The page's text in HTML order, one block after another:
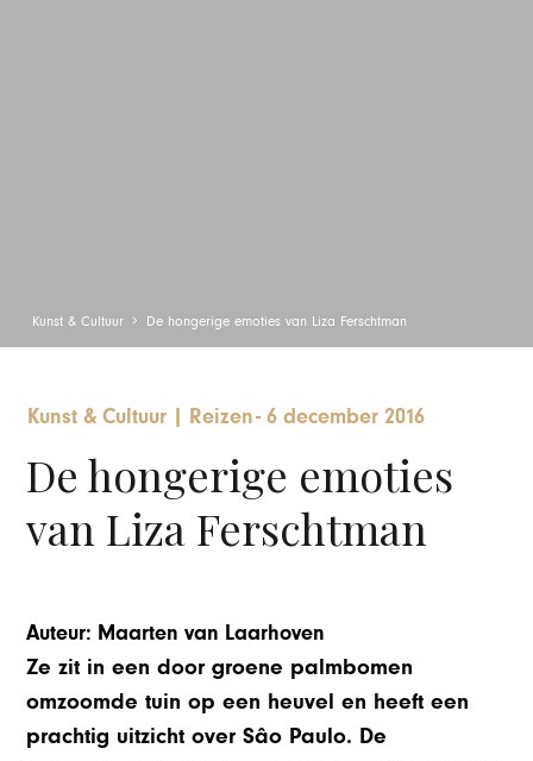
Kunst & Cultuur De hongerige emoties van Liza Ferschtman
Kunst & Cultuur Reizen-6 december 2016
De hongerige emoties
van Liza Ferschtman
Auteur: Maarten van Laarhoven
Ze zit in een door groene palmbomen
omzoomde tuin op een heuvel en heeft een
prachtig uitzicht over Sâo Paulo. De